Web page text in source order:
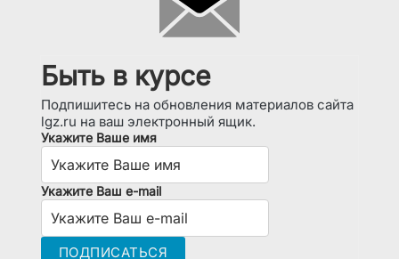
Быть в курсе
Подпишитесь на обновления материалов сайта
lgz.ru на ваш электронный ящик.
Укажите Ваше имя
Укажите Ваш e-mail